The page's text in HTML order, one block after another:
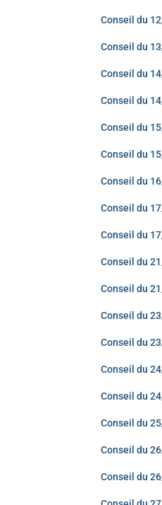
Conseil du
Conseil du
Conseil du
Conseil du
Conseil du
Conseil du
Conseil du
Conseil du
Conseil du
Conseil du
Conseil du
Conseil du
Conseil du
Conseil du
Conseil du
Conseil du
Conseil du
Conseil du